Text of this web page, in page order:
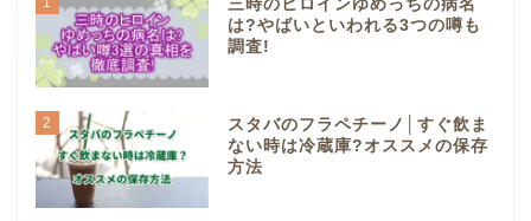
三時のヒロインゆめっちの病名
は?やばいといわれる3つの噂も
調査!
2
スタバのフラペチーノ│すぐ飲ま
ない時は冷蔵庫?オススメの保存
方法